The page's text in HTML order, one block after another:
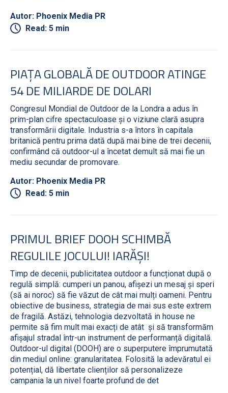
Autor: Phoenix Media PR
Read: 5 min
PIAȚA GLOBALĂ DE OUTDOOR ATINGE
54 DE MILIARDE DE DOLARI
Congresul Mondial de Outdoor de la Londra a adus în
prim-plan cifre spectaculoase și o viziune clară asupra
transformării digitale. Industria s-a întors în capitala
britanică pentru prima dată după mai bine de trei decenii,
confirmând că outdoor-ul a încetat demult să mai fie un
mediu secundar de promovare.
Autor: Phoenix Media PR
Read: 5 min
PRIMUL BRIEF DOOH SCHIMBĂ
REGULILE JOCULUI! IARĂȘI!
Timp de decenii, publicitatea outdoor a funcționat după o
regulă simplă: cumperi un panou, afișezi un mesaj și speri
(să ai noroc) să fie văzut de cât mai mulți oameni. Pentru
obiective de business, strategia de mai sus este extrem
de fragilă. Astăzi, tehnologia dezvoltată in house ne
permite să fim mult mai exacți de atât și să transformăm
afișajul stradal într-un instrument de performanță digitală.
Outdoor-ul digital (DOOH) are o superputere împrumutată
din mediul online: granularitatea. Folosită la adevăratul ei
potențial, dă libertate clienților să personalizeze
campania la un nivel foarte profund de det